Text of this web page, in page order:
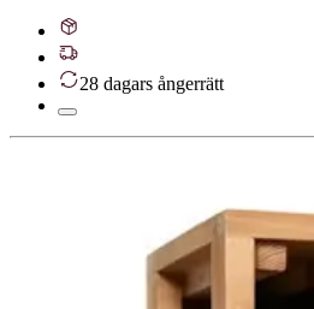
28 dagars ångerrätt